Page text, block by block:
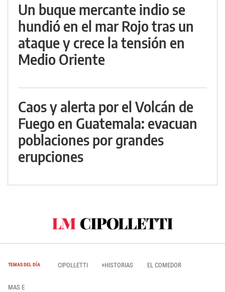
Un buque mercante indio se
hundió en el mar Rojo tras un
ataque y crece la tensión en
Medio Oriente
Caos y alerta por el Volcán de
Fuego en Guatemala: evacuan
poblaciones por grandes
erupciones
TEMAS DEL DÍA CIPOLLETTI +HISTORIAS EL COMEDOR
MAS E